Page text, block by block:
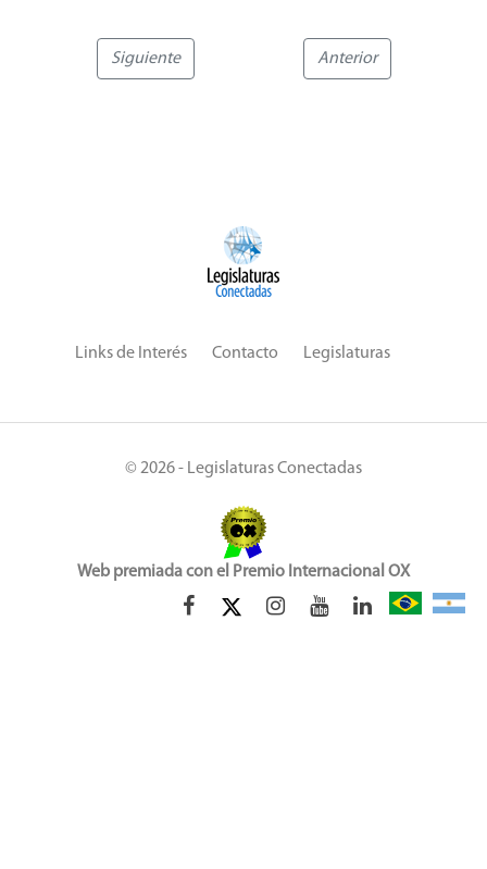
Siguiente Anterior
Links de Interés Contacto Legislaturas
© 2026 - Legislaturas Conectadas
Web premiada con el Premio Internacional OX